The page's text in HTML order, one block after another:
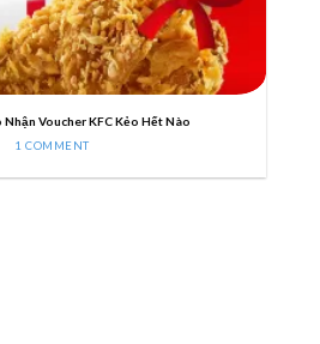
Nhận Voucher KFC Kẻo Hết Nào
1 COMMENT